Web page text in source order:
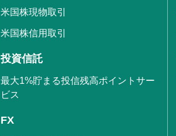
米国株現物取引
米国株信用取引
投資信託
最大1%貯まる投信残高ポイントサー
ビス
FX